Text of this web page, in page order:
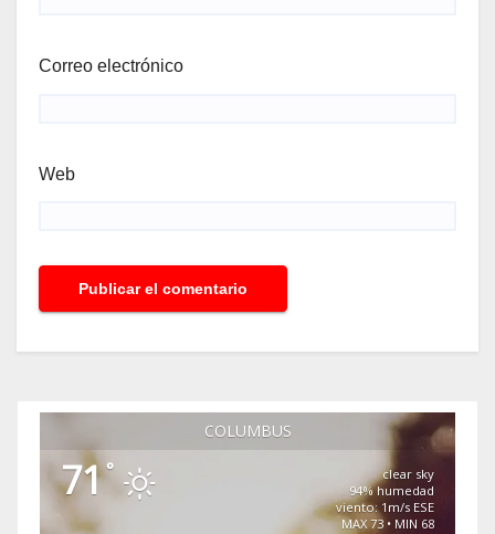
Correo electrónico
Web
COLUMBUS
71°
clear sky
94% humedad
viento: 1m/s ESE
MAX 73 • MIN 68